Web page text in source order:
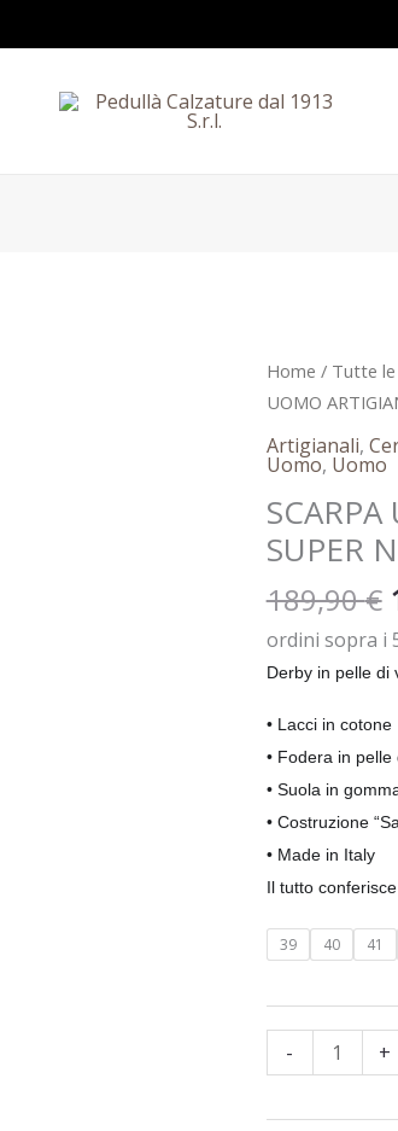
Home / Tutte
UOMO
Artigianali,
Uomo, Uomo
SUPER
189,90€
ordini sopra i
Derby in pelle di
• Lacci in
• Fodera in pelle
• Suola in
• Costruzione
• Made in Italy
Il tutto
39 40 41
-
SCARPA
UOMO
ARTIGIANALE
NERO
SUPER
NERO
ART.
452
quantità
+